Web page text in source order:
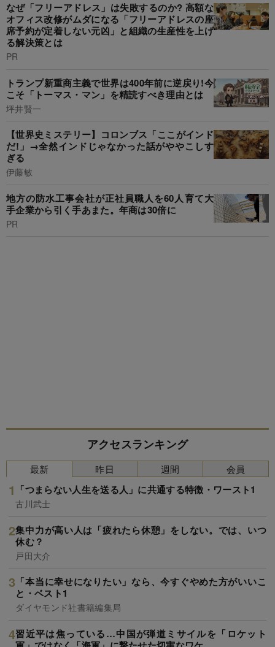
なぜ「フリーアドレス」は失敗するのか? 高額な
オフィス改修がムダになる「フリーアドレスの座
席予約が定着しない元凶」と組織の生産性を上げ
る解決策とは
PR
トランプ新重商主義で世界は400年前に逆戻り!今
こそ「トーマス・マン」を精読すべき理由とは
坪井賢一
【世界史ミステリー】コロンブス「ここがインド
だ!」→全然インドじゃなかった話がややこしす
ぎる
伊藤敏
地方の防水工事会社が正社員職人を60人育て大
手企業から引く手あまた。年商は30倍に
PR
アクセスランキング
最新
「つまらない人生を送る人」に共通する特徴・ワースト1
古川武士
集中力が高い人は「疲れたら休憩」をしない。では、いつ
休む？
戸田大介
「本当に幸せになりたい」なら、今すぐやめた方がいいこ
と・ベスト1
ダイヤモンド社書籍編集局
習近平は焦っている…中国が弾道ミサイルを「ロケット
昨日 週間 会員